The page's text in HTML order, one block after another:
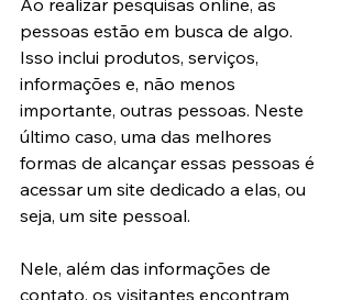
Ao realizar pesquisas online, as
pessoas estão em busca de algo.
Isso inclui produtos, serviços,
informações e, não menos
importante, outras pessoas. Neste
último caso, uma das melhores
formas de alcançar essas pessoas é
acessar um site dedicado a elas, ou
seja, um site pessoal.
Nele, além das informações de
contato, os visitantes encontram